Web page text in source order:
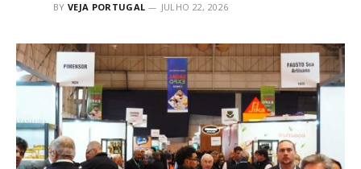
BY VEJA PORTUGAL JULHO 22, 2026